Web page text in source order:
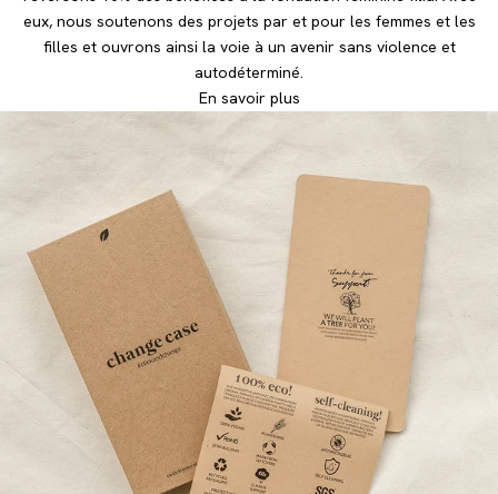
eux, nous soutenons des projets par et pour les femmes et les
filles et ouvrons ainsi la voie à un avenir sans violence et
autodéterminé.
En savoir plus